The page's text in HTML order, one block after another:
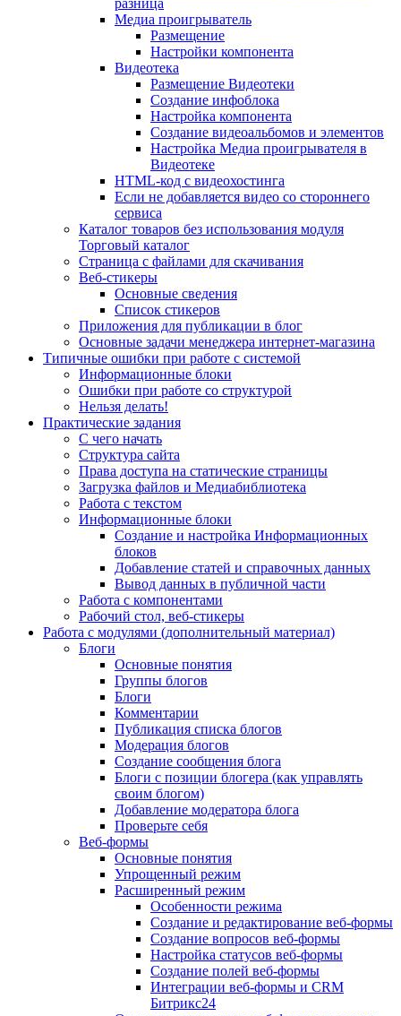
разница
Медиа проигрыватель
Размещение
Настройки компонента
Видеотека
Размещение Видеотеки
Создание инфоблока
Настройка компонента
Создание видеоальбомов и элементов
Настройка Медиа проигрывателя в
Видеотеке
HTML-код с видеохостинга
Если не добавляется видео со стороннего
сервиса
Каталог товаров без использования модуля
Торговый каталог
Страница с файлами для скачивания
Веб-стикеры
Основные сведения
Список стикеров
Приложения для публикации в блог
Основные задачи менеджера интернет-магазина
Типичные ошибки при работе с системой
Информационные блоки
Ошибки при работе со структурой
Нельзя делать!
Практические задания
С чего начать
Структура сайта
Права доступа на статические страницы
Загрузка файлов и Медиабиблиотека
Работа с текстом
Информационные блоки
Создание и настройка Информационных
блоков
Добавление статей и справочных данных
Вывод данных в публичной части
Работа с компонентами
Рабочий стол, веб-стикеры
Работа с модулями (дополнительный материал)
Блоги
Основные понятия
Группы блогов
Блоги
Комментарии
Публикация списка блогов
Модерация блогов
Создание сообщения блога
Блоги с позиции блогера (как управлять
своим блогом)
Добавление модератора блога
Проверьте себя
Веб-формы
Основные понятия
Упрощенный режим
Расширенный режим
Особенности режима
Создание и редактирование веб-формы
Создание вопросов веб-формы
Настройка статусов веб-формы
Создание полей веб-формы
Интеграции веб-формы и CRM
Битрикс24